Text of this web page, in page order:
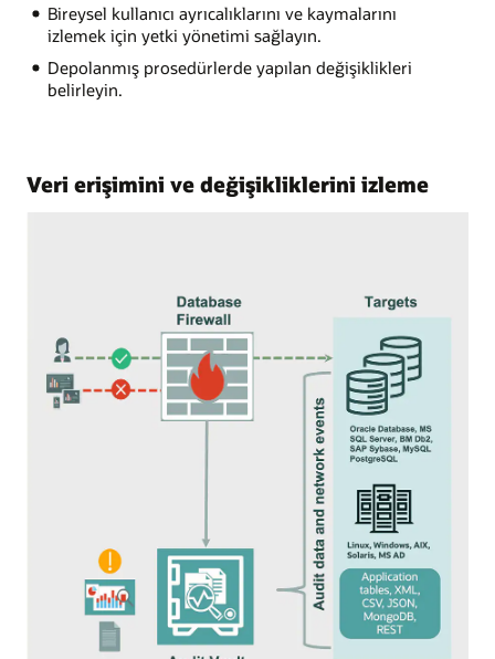
Bireysel kullanıcı ayrıcalıklarını ve kaymalarını
izlemek için yetki yönetimi sağlayın.
Depolanmış prosedürlerde yapılan değişiklikleri
belirleyin.
Veri erişimini ve değişikliklerini izleme